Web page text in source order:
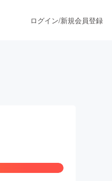
ログイン/新規会員登録